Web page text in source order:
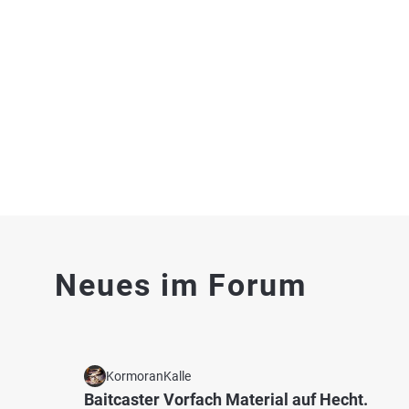
Neues im Forum
KormoranKalle
Baitcaster Vorfach Material auf Hecht.